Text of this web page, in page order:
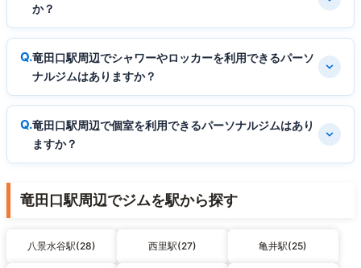
か？
竜田口駅周辺でシャワーやロッカーを利用できるパーソ
ナルジムはありますか？
竜田口駅周辺で個室を利用できるパーソナルジムはあり
ますか？
竜田口駅周辺でジムを駅から探す
八景水谷駅(28) 西里駅(27) 亀井駅(25)